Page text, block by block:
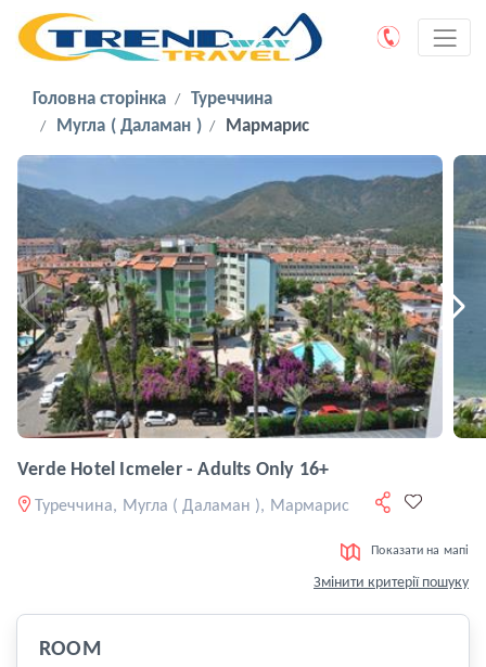
Головна сторінка
Туреччина
Мугла ( Даламан )
Мармарис
Verde Hotel Icmeler - Adults Only 16+
Туреччина, Мугла ( Даламан ), Мармарис
Показати на мапі
Змінити критерії пошуку
ROOM